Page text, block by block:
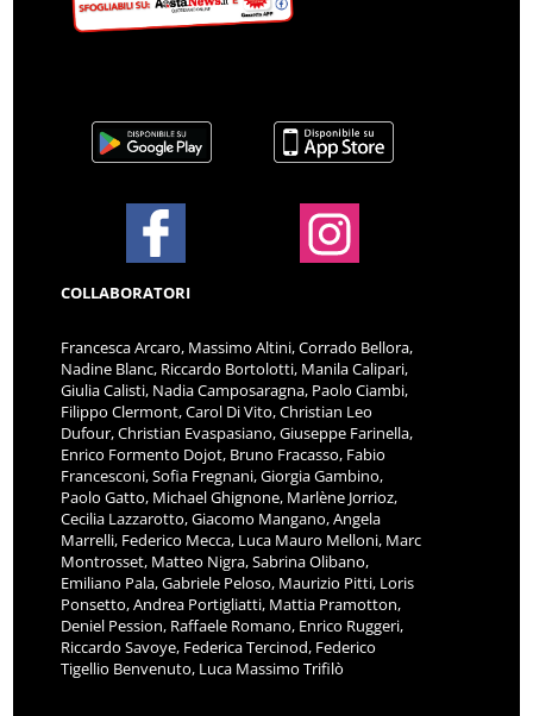
COLLABORATORI
Francesca Arcaro, Massimo Altini, Corrado Bellora,
Nadine Blanc, Riccardo Bortolotti, Manila Calipari,
Giulia Calisti, Nadia Camposaragna, Paolo Ciambi,
Filippo Clermont, Carol Di Vito, Christian Leo
Dufour, Christian Evaspasiano, Giuseppe Farinella,
Enrico Formento Dojot, Bruno Fracasso, Fabio
Francesconi, Sofia Fregnani, Giorgia Gambino,
Paolo Gatto, Michael Ghignone, Marlène Jorrioz,
Cecilia Lazzarotto, Giacomo Mangano, Angela
Marrelli, Federico Mecca, Luca Mauro Melloni, Marc
Montrosset, Matteo Nigra, Sabrina Olibano,
Emiliano Pala, Gabriele Peloso, Maurizio Pitti, Loris
Ponsetto, Andrea Portigliatti, Mattia Pramotton,
Deniel Pession, Raffaele Romano, Enrico Ruggeri,
Riccardo Savoye, Federica Tercinod, Federico
Tigellio Benvenuto, Luca Massimo Trifilò